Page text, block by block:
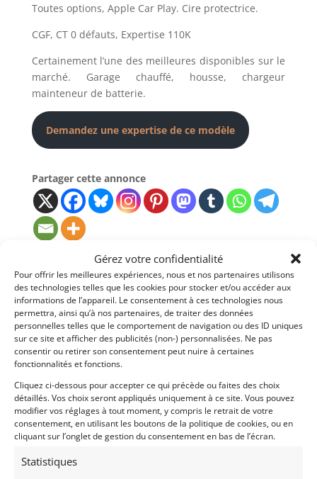
Gérez votre confidentialité
Pour offrir les meilleures expériences, nous et nos partenaires utilisons
des technologies telles que les cookies pour stocker et/ou accéder aux
informations de l’appareil. Le consentement à ces technologies nous
permettra, ainsi qu’à nos partenaires, de traiter des données
personnelles telles que le comportement de navigation ou des ID uniques
sur ce site et afficher des publicités (non-) personnalisées. Ne pas
consentir ou retirer son consentement peut nuire à certaines
fonctionnalités et fonctions.
Cliquez ci-dessous pour accepter ce qui précède ou faites des choix
détaillés. Vos choix seront appliqués uniquement à ce site. Vous pouvez
modifier vos réglages à tout moment, y compris le retrait de votre
consentement, en utilisant les boutons de la politique de cookies, ou en
cliquant sur l’onglet de gestion du consentement en bas de l’écran.
Statistiques
Toutes options, Apple Car Play. Cire protectrice.
CGF, CT 0 défauts, Expertise 110K
Certainement l’une des meilleures disponibles sur le
marché. Garage chauffé, housse, chargeur
mainteneur de batterie.
Demandez une expertise de ce modèle
Partager cette annonce
Voir les 25 annonces deClassic Racing Experience
Publié: 3 juillet 2026 (il y a 1 mois)
AUTO
Voitures de collection
SuperCars
Allemandes